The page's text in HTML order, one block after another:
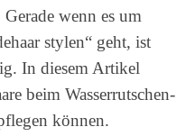
wenn es um
stylen“ geht, ist
In diesem Artikel
beim Wasserrutschen-
können.